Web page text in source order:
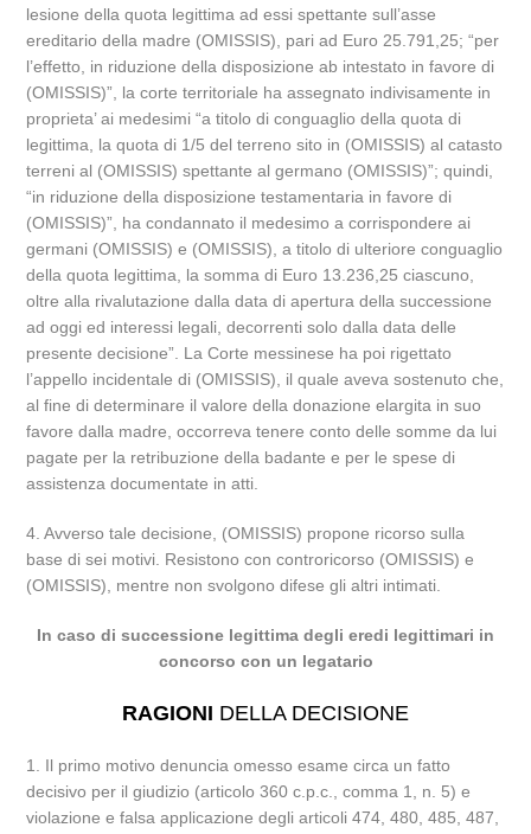
lesione della quota legittima ad essi spettante sull’asse
ereditario della madre (OMISSIS), pari ad Euro 25.791,25; “per
l’effetto, in riduzione della disposizione ab intestato in favore di
(OMISSIS)”, la corte territoriale ha assegnato indivisamente in
proprieta’ ai medesimi “a titolo di conguaglio della quota di
legittima, la quota di 1/5 del terreno sito in (OMISSIS) al catasto
terreni al (OMISSIS) spettante al germano (OMISSIS)”; quindi,
“in riduzione della disposizione testamentaria in favore di
(OMISSIS)”, ha condannato il medesimo a corrispondere ai
germani (OMISSIS) e (OMISSIS), a titolo di ulteriore conguaglio
della quota legittima, la somma di Euro 13.236,25 ciascuno,
oltre alla rivalutazione dalla data di apertura della successione
ad oggi ed interessi legali, decorrenti solo dalla data delle
presente decisione”. La Corte messinese ha poi rigettato
l’appello incidentale di (OMISSIS), il quale aveva sostenuto che,
al fine di determinare il valore della donazione elargita in suo
favore dalla madre, occorreva tenere conto delle somme da lui
pagate per la retribuzione della badante e per le spese di
assistenza documentate in atti.
4. Avverso tale decisione, (OMISSIS) propone ricorso sulla
base di sei motivi. Resistono con controricorso (OMISSIS) e
(OMISSIS), mentre non svolgono difese gli altri intimati.
In caso di successione legittima degli eredi legittimari in
concorso con un legatario
RAGIONI DELLA DECISIONE
1. Il primo motivo denuncia omesso esame circa un fatto
decisivo per il giudizio (articolo 360 c.p.c., comma 1, n. 5) e
violazione e falsa applicazione degli articoli 474, 480, 485, 487,